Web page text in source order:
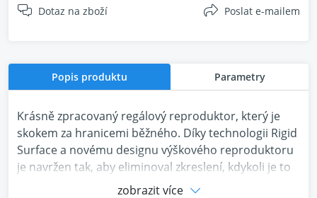
Dotaz na zboží Poslat e-mailem
Popis produktu Parametry
Krásně zpracovaný regálový reproduktor, který je
skokem za hranicemi běžného. Díky technologii Rigid
Surface a novému designu výškového reproduktoru
je navržen tak, aby eliminoval zkreslení, kdykoli je to
možné. Takže i když jej zatlačíte na limit, zůstane
zobrazit více